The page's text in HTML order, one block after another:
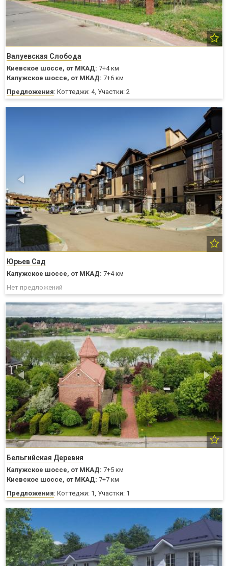
Валуевская Слобода
Киевское шоссе, от МКАД: 7+4 км
Калужское шоссе, от МКАД: 7+6 км
Предложения: Коттеджи: 4, Участки: 2
Юрьев Сад
Калужское шоссе, от МКАД: 7+4 км
Нет предложений
Бельгийская Деревня
Калужское шоссе, от МКАД: 7+5 км
Киевское шоссе, от МКАД: 7+7 км
Предложения: Коттеджи: 1, Участки: 1